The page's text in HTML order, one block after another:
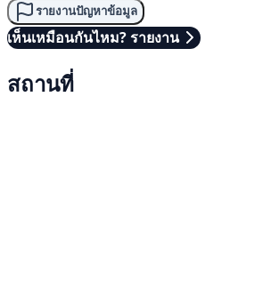
รายงานปัญหาข้อมูล
เห็นเหมือนกันไหม? รายงาน
สถานที่